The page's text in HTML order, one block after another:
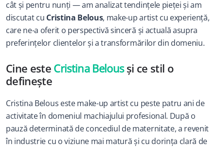
cât și pentru nunți — am analizat tendințele pieței și am
discutat cu Cristina Belous, make-up artist cu experiență,
care ne-a oferit o perspectivă sinceră și actuală asupra
preferințelor clientelor și a transformărilor din domeniu.
Cine este Cristina Belous și ce stil o
definește
Cristina Belous este make-up artist cu peste patru ani de
activitate în domeniul machiajului profesional. După o
pauză determinată de concediul de maternitate, a revenit
în industrie cu o viziune mai matură și cu dorința clară de